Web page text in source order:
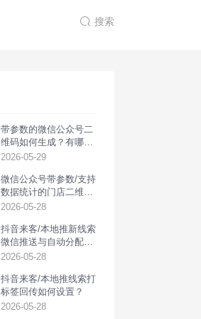
搜索
带参数的微信公众号二
维码如何生成？有哪些
用途？
2026-05-29
微信公众号带参数/支持
数据统计的门店二维码
如何生成？
2026-05-28
抖音来客/本地推新线索
微信推送与自动分配如
何实现？
2026-05-28
抖音来客/本地推线索打
标签回传如何设置？
2026-05-28